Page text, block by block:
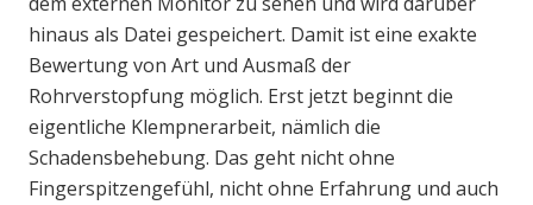
hinaus als Datei gespeichert. Damit ist eine exakte
Bewertung von Art und Ausmaß der
Rohrverstopfung möglich. Erst jetzt beginnt die
eigentliche Klempnerarbeit, nämlich die
Schadensbehebung. Das geht nicht ohne
Fingerspitzengefühl, nicht ohne Erfahrung und auch